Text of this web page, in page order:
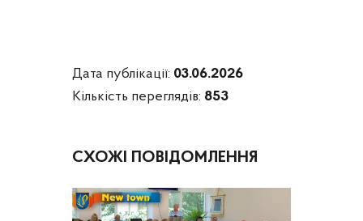
Дата публікації: 03.06.2026
Кількість переглядів: 853
СХОЖІ ПОВІДОМЛЕННЯ